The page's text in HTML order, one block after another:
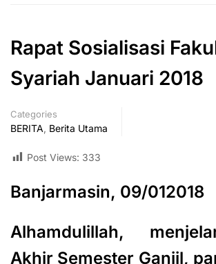
Rapat Sosialisasi
Syariah Januari 2018
Categories
BERITA, Berita Utama
Post Views: 333
Banjarmasin, 09/012018
Alhamdulillah,
Akhir Semester Ganjil,